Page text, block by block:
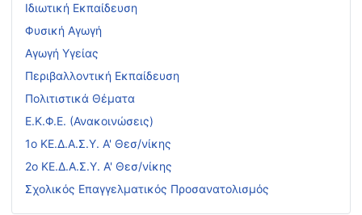
Ιδιωτική Εκπαίδευση
Φυσική Αγωγή
Αγωγή Υγείας
Περιβαλλοντική Εκπαίδευση
Πολιτιστικά Θέματα
Ε.Κ.Φ.Ε. (Ανακοινώσεις)
1ο ΚΕ.Δ.Α.Σ.Υ. Α' Θεσ/νίκης
2ο ΚΕ.Δ.Α.Σ.Υ. Α' Θεσ/νίκης
Σχολικός Επαγγελματικός Προσανατολισμός